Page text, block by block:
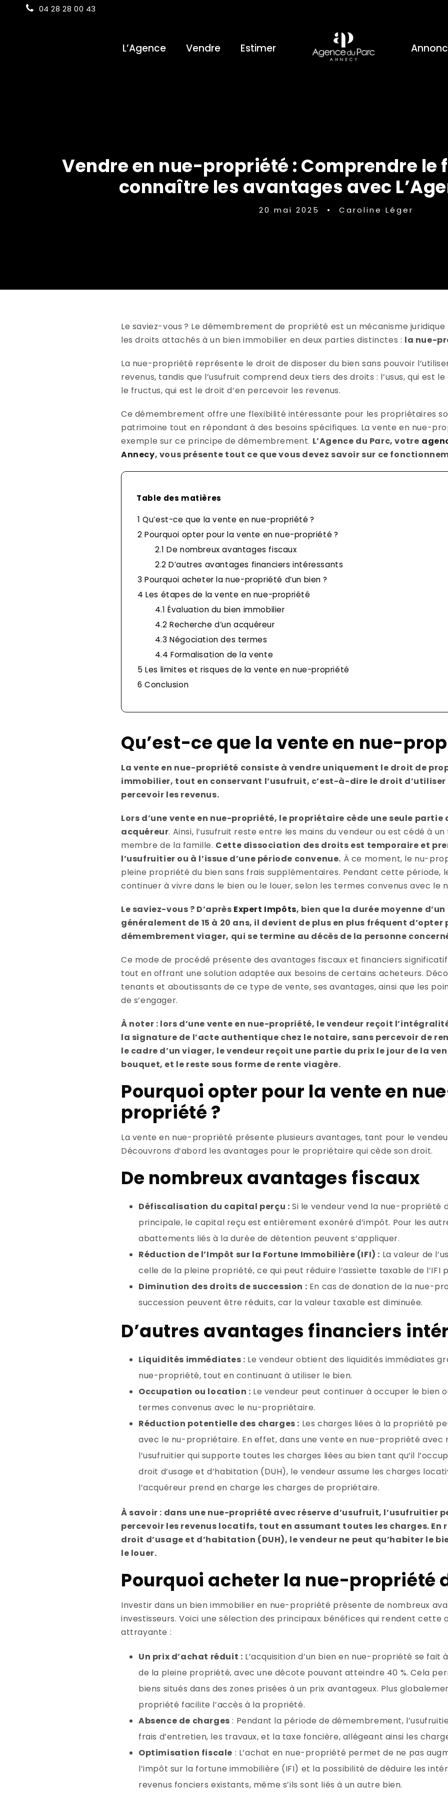
04 28 28 00 43
L’Agence Vendre Estimer
Vendre en nue-propriété : Comprendre le
connaître les avantages avec
20 mai 2025 • Caroline Léger
Le saviez-vous ? Le démembrement de propriété est un mécanisme
les droits attachés à un bien immobilier en deux parties distinctes : la nue-
La nue-propriété représente le droit de disposer du bien sans pouvoir
revenus, tandis que l’usufruit comprend deux tiers des droits : l’usus, qui est
le fructus, qui est le droit d’en percevoir les revenus.
Ce démembrement offre une flexibilité intéressante pour les propriétaires
patrimoine tout en répondant à des besoins spécifiques. La vente en nue-
exemple sur ce principe de démembrement. L’Agence du Parc, votre
Annecy, vous présente tout ce que vous devez savoir sur ce
Table des matières
1 Qu’est-ce que la vente en nue-propriété ?
2 Pourquoi opter pour la vente en nue-propriété ?
2.1 De nombreux avantages fiscaux
2.2 D’autres avantages financiers intéressants
3 Pourquoi acheter la nue-propriété d’un bien ?
4 Les étapes de la vente en nue-propriété
4.1 Évaluation du bien immobilier
4.2 Recherche d’un acquéreur
4.3 Négociation des termes
4.4 Formalisation de la vente
5 Les limites et risques de la vente en nue-propriété
6 Conclusion
Qu’est-ce que la vente en nue-
La vente en nue-propriété consiste à vendre uniquement le droit de
immobilier, tout en conservant l’usufruit, c’est-à-dire le droit d’utiliser
percevoir les revenus.
Lors d’une vente en nue-propriété, le propriétaire cède une seule partie
acquéreur. Ainsi, l’usufruit reste entre les mains du vendeur ou est cédé à
membre de la famille. Cette dissociation des droits est temporaire et
l’usufruitier ou à l’issue d’une période convenue. À ce moment, le nu-
pleine propriété du bien sans frais supplémentaires. Pendant cette période,
continuer à vivre dans le bien ou le louer, selon les termes convenus avec le
Le saviez-vous ? D’après Expert Impôts, bien que la durée moyenne
généralement de 15 à 20 ans, il devient de plus en plus fréquent d’opter
démembrement viager, qui se termine au décès de la personne
Ce mode de procédé présente des avantages fiscaux et financiers
tout en offrant une solution adaptée aux besoins de certains acheteurs.
tenants et aboutissants de ce type de vente, ses avantages, ainsi que les
de s’engager.
À noter : lors d’une vente en nue-propriété, le vendeur reçoit
la signature de l’acte authentique chez le notaire, sans percevoir de
le cadre d’un viager, le vendeur reçoit une partie du prix le jour de la
bouquet, et le reste sous forme de rente viagère.
Pourquoi opter pour la vente en
propriété ?
La vente en nue-propriété présente plusieurs avantages, tant pour le
Découvrons d’abord les avantages pour le propriétaire qui cède son droit.
De nombreux avantages fiscaux
Défiscalisation du capital perçu : Si le vendeur vend la nue-propriété
principale, le capital reçu est entièrement exonéré d’impôt. Pour les
abattements liés à la durée de détention peuvent s’appliquer.
Réduction de l’Impôt sur la Fortune Immobilière (IFI) : La valeur de
celle de la pleine propriété, ce qui peut réduire l’assiette taxable de l’IFI
Diminution des droits de succession : En cas de donation de la nue-
succession peuvent être réduits, car la valeur taxable est diminuée.
D’autres avantages financiers
Liquidités immédiates : Le vendeur obtient des liquidités immédiates
nue-propriété, tout en continuant à utiliser le bien.
Occupation ou location : Le vendeur peut continuer à occuper le bien
termes convenus avec le nu-propriétaire.
Réduction potentielle des charges : Les charges liées à la propriété
avec le nu-propriétaire. En effet, dans une vente en nue-propriété avec
l’usufruitier qui supporte toutes les charges liées au bien tant qu’il
droit d’usage et d’habitation (DUH), le vendeur assume les charges
l’acquéreur prend en charge les charges de propriétaire.
À savoir : dans une nue-propriété avec réserve d’usufruit, l’usufruitier
percevoir les revenus locatifs, tout en assumant toutes les charges. En
droit d’usage et d’habitation (DUH), le vendeur ne peut qu’habiter le
le louer.
Pourquoi acheter la nue-propriété
Investir dans un bien immobilier en nue-propriété présente de nombreux
investisseurs. Voici une sélection des principaux bénéfices qui rendent
attrayante :
Un prix d’achat réduit : L’acquisition d’un bien en nue-propriété se fait
de la pleine propriété, avec une décote pouvant atteindre 40 %. Cela
biens situés dans des zones prisées à un prix avantageux. Plus
propriété facilite l’accès à la propriété.
Absence de charges : Pendant la période de démembrement,
frais d’entretien, les travaux, et la taxe foncière, allégeant ainsi les
Optimisation fiscale : L’achat en nue-propriété permet de ne pas
l’impôt sur la fortune immobilière (IFI) et la possibilité de déduire les
revenus fonciers existants, même s’ils sont liés à un autre bien.